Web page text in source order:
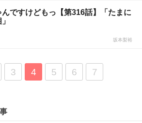
んですけどもっ【第316話】「たまに
坂本梨裕
3 4 5 6 7